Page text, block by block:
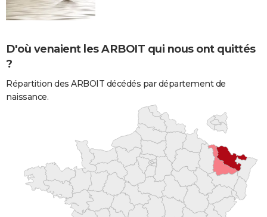
D'où venaient les ARBOIT qui nous ont quittés
?
Répartition des ARBOIT décédés par département de
naissance.